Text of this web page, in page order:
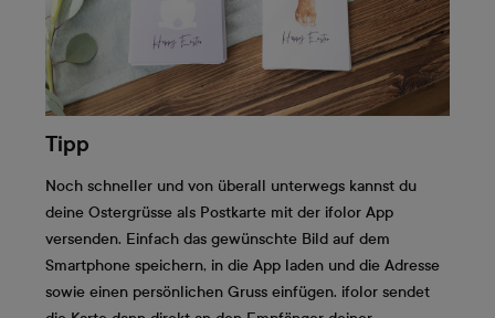
Tipp
Noch schneller und von überall unterwegs kannst du
deine Ostergrüsse als Postkarte mit der ifolor App
versenden. Einfach das gewünschte Bild auf dem
Smartphone speichern, in die App laden und die Adresse
sowie einen persönlichen Gruss einfügen. ifolor sendet